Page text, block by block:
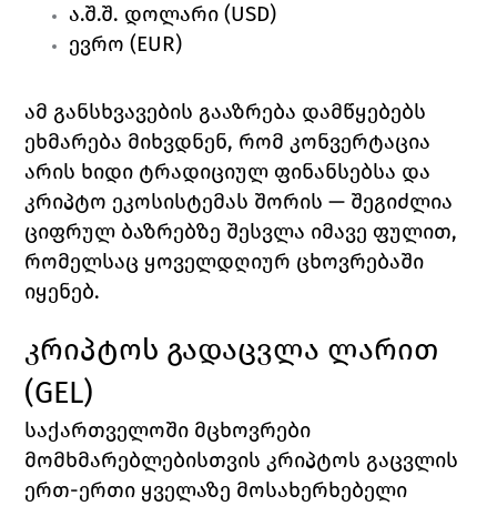
ა.შ.შ. დოლარი (USD)
ევრო (EUR)
ამ განსხვავების გააზრება დამწყებებს
ეხმარება მიხვდნენ, რომ კონვერტაცია
არის ხიდი ტრადიციულ ფინანსებსა და
კრიპტო ეკოსისტემას შორის — შეგიძლია
ციფრულ ბაზრებზე შესვლა იმავე ფულით,
რომელსაც ყოველდღიურ ცხოვრებაში
იყენებ.
კრიპტოს გადაცვლა ლარით
(GEL)
საქართველოში მცხოვრები
მომხმარებლებისთვის კრიპტოს გაცვლის
ერთ-ერთი ყველაზე მოსახერხებელი